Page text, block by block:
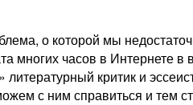
о которой мы
многих часов в Интернете
литературный критик и
с ним справиться и тем